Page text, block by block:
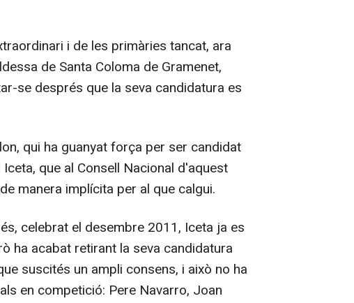
i de les primàries tancat, ara
de Santa Coloma de Gramenet,
se després que la seva candidatura es
qui ha guanyat força per ser candidat
que al Consell Nacional d'aquest
manera implícita per al que calgui.
celebrat el desembre 2011, Iceta ja es
ha acabat retirant la seva candidatura
suscités un ampli consens, i això no ha
en competició: Pere Navarro, Joan